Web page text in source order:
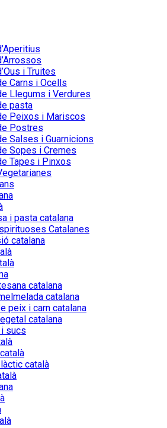
i Truites
Carns i Ocells
Llegums i Verdures
pasta
Peixos i Mariscos
Postres
Salses i Guarnicions
Sopes i Cremes
Tapes i Pinxos
i pasta catalana
Catalanes
catalana
catalana
catalana
peix i carn catalana
catalana
sucs
català